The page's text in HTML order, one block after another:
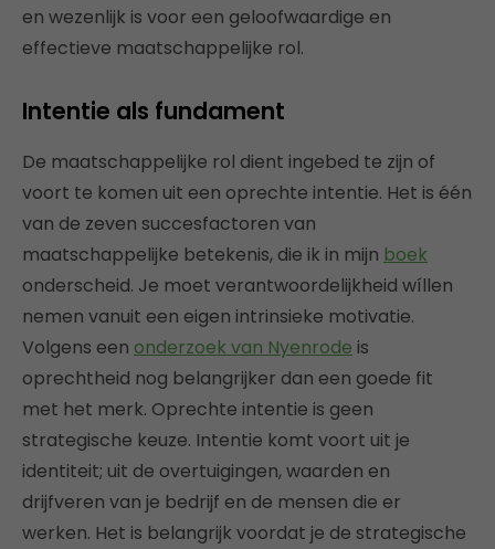
en wezenlijk is voor een geloofwaardige en
effectieve maatschappelijke rol.
Intentie als fundament
De maatschappelijke rol dient ingebed te zijn of
voort te komen uit een oprechte intentie. Het is één
van de zeven succesfactoren van
maatschappelijke betekenis, die ik in mijn boek
onderscheid. Je moet verantwoordelijkheid wíllen
nemen vanuit een eigen intrinsieke motivatie.
Volgens een onderzoek van Nyenrode is
oprechtheid nog belangrijker dan een goede fit
met het merk. Oprechte intentie is geen
strategische keuze. Intentie komt voort uit je
identiteit; uit de overtuigingen, waarden en
drijfveren van je bedrijf en de mensen die er
werken. Het is belangrijk voordat je de strategische